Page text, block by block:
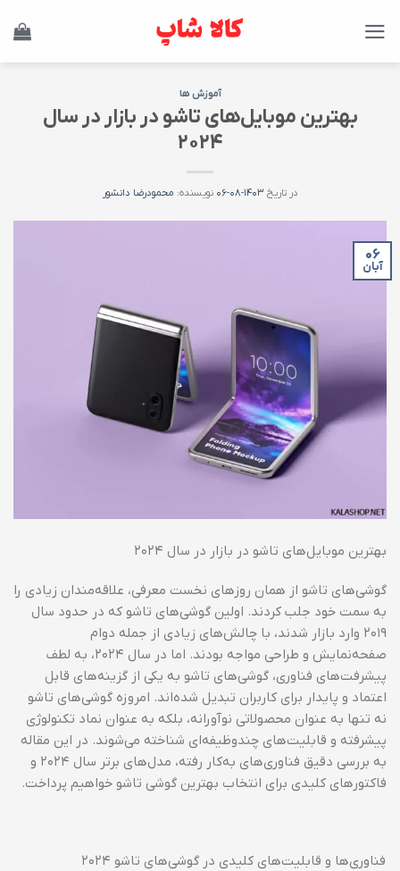
آموزش ها
بهترین موبایل‌های تاشو در بازار در سال
۲۰۲۴
در تاریخ ۱۴۰۳-۰۸-۰۶ نویسنده: محمودرضا دانشور
۰۶
آبان
بهترین موبایل‌های تاشو در بازار در سال ۲۰۲۴
گوشی‌های تاشو از همان روزهای نخست معرفی، علاقه‌مندان زیادی را
به سمت خود جلب کردند. اولین گوشی‌های تاشو که در حدود سال
۲۰۱۹ وارد بازار شدند، با چالش‌های زیادی از جمله دوام
صفحه‌نمایش و طراحی مواجه بودند. اما در سال ۲۰۲۴، به لطف
پیشرفت‌های فناوری، گوشی‌های تاشو به یکی از گزینه‌های قابل
اعتماد و پایدار برای کاربران تبدیل شده‌اند. امروزه گوشی‌های تاشو
نه تنها به عنوان محصولاتی نوآورانه، بلکه به عنوان نماد تکنولوژی
پیشرفته و قابلیت‌های چندوظیفه‌ای شناخته می‌شوند. در این مقاله
به بررسی دقیق فناوری‌های به‌کار رفته، مدل‌های برتر سال ۲۰۲۴ و
فاکتورهای کلیدی برای انتخاب بهترین گوشی تاشو خواهیم پرداخت.
فناوری‌ها و قابلیت‌های کلیدی در گوشی‌های تاشو ۲۰۲۴